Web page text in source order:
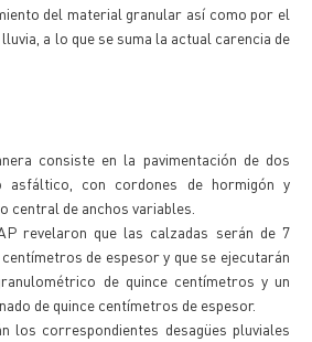
del material granular así como por el
a lo que se suma la actual carencia de
consiste en la pavimentación de dos
asfáltico, con cordones de hormigón y
central de anchos variables.
revelaron que las calzadas serán de 7
de espesor y que se ejecutarán
de quince centímetros y un
de quince centímetros de espesor.
los correspondientes desagües pluviales